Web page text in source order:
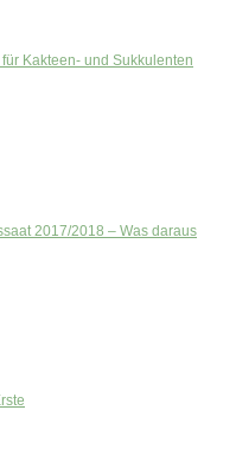
Kakteen- und Sukkulenten
2017/2018 – Was daraus